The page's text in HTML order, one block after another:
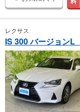
レクサス
IS 300 バージョンL